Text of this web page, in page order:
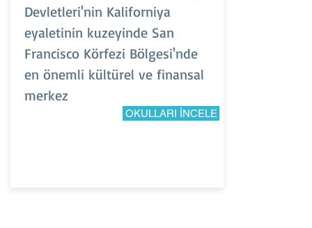
Devletleri'nin Kaliforniya
eyaletinin kuzeyinde San
Francisco Körfezi Bölgesi'nde
en önemli kültürel ve finansal
merkez
OKULLARI İNCELE